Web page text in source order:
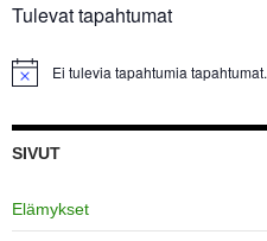
Tulevat tapahtumat
Ei tulevia tapahtumia tapahtumat.
SIVUT
Elämykset